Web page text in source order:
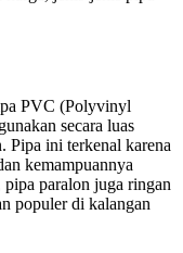
PVC (Polyvinyl
secara luas
Pipa ini terkenal karena
kemampuannya
pipa paralon juga ringan
populer di kalangan